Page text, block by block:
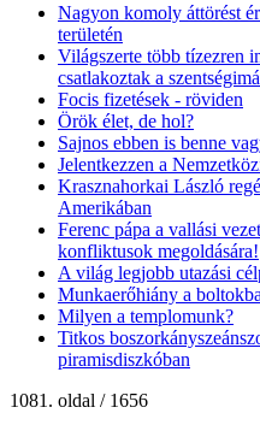
Nagyon komoly áttörést
területén
Világszerte több tízezren
csatlakoztak a
Focis fizetések - röviden
Örök élet, de hol?
Sajnos ebben is benne
Jelentkezzen a
Krasznahorkai László
Amerikában
Ferenc pápa a vallási
konfliktusok megoldására!
A világ legjobb utazási
Munkaerőhiány a
Milyen a templomunk?
Titkos
piramisdiszkóban
1081. oldal / 1656